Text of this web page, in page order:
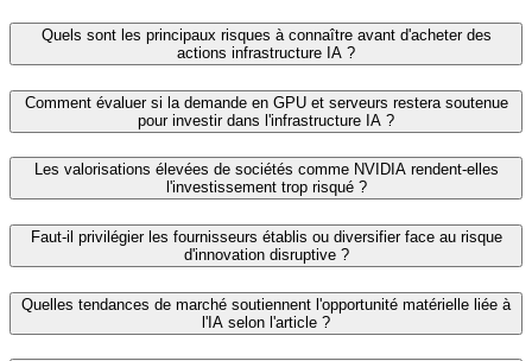
Quels sont les principaux risques à connaître avant d'acheter des
actions infrastructure IA ?
Comment évaluer si la demande en GPU et serveurs restera soutenue
pour investir dans l'infrastructure IA ?
Les valorisations élevées de sociétés comme NVIDIA rendent-elles
l'investissement trop risqué ?
Faut-il privilégier les fournisseurs établis ou diversifier face au risque
d'innovation disruptive ?
Quelles tendances de marché soutiennent l'opportunité matérielle liée à
l'IA selon l'article ?